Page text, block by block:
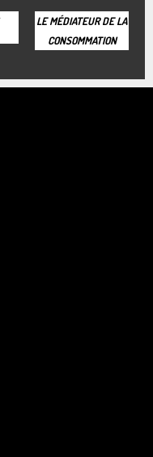
LE MÉDIATEUR DE LA
CONSOMMATION